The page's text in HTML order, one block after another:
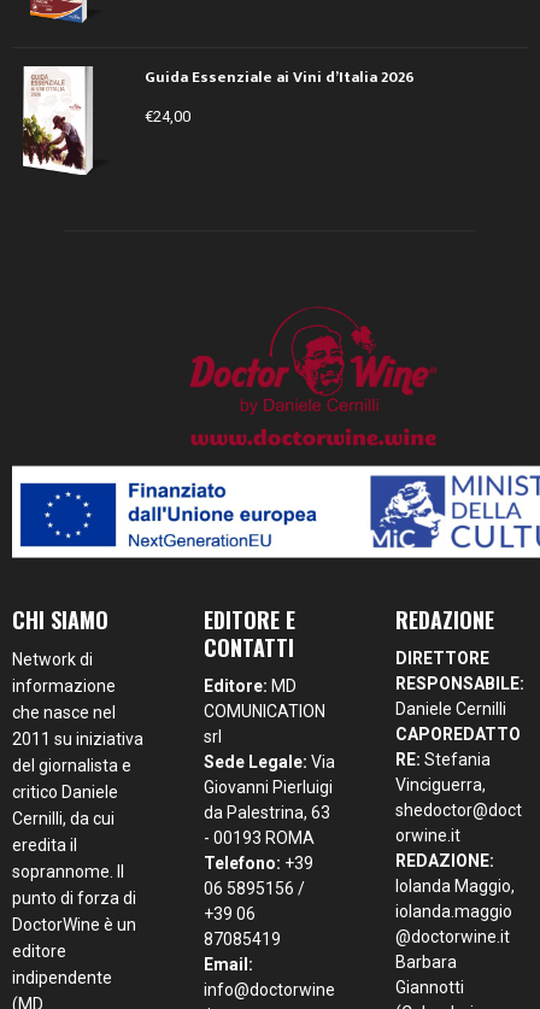
Guida Essenziale ai Vini d’Italia 2026
€24,00
CHI SIAMO
Network di
informazione
che nasce nel
2011 su iniziativa
del giornalista e
critico Daniele
Cernilli, da cui
eredita il
soprannome. Il
punto di forza di
DoctorWine è un
editore
indipendente
(MD
EDITORE E
CONTATTI
Editore: MD
COMUNICATION
srl
Sede Legale: Via
Giovanni Pierluigi
da Palestrina, 63
- 00193 ROMA
Telefono: +39
06 5895156 /
+39 06
87085419
Email:
info@doctorwine
REDAZIONE
DIRETTORE
RESPONSABILE:
Daniele Cernilli
CAPOREDATTO
RE: Stefania
Vinciguerra,
shedoctor@doct
orwine.it
REDAZIONE:
Iolanda Maggio,
iolanda.maggio
@doctorwine.it
Barbara
Giannotti